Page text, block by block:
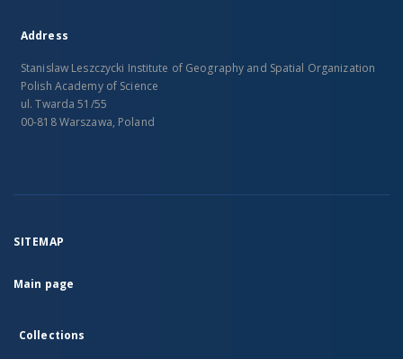
Address
Stanislaw Leszczycki Institute of Geography and Spatial Organization
Polish Academy of Science
ul. Twarda 51/55
00-818 Warszawa, Poland
SITEMAP
Main page
Collections